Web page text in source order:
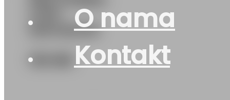
O nama
Kontakt
MATADOR
132